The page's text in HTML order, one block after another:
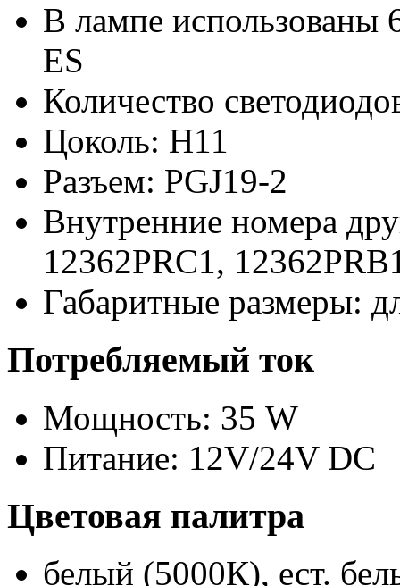
В лампе использованы
ES
Количество
Цоколь: H11
Разъем: PGJ19-2
Внутренние номера
12362PRC1,
Габаритные размеры:
Потребляемый ток
Мощность: 35 W
Питание: 12V/24V DC
Цветовая палитра
белый (5000К), ест.